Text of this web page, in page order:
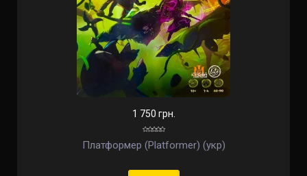
1 750 грн.
Платформер (Platformer) (укр)